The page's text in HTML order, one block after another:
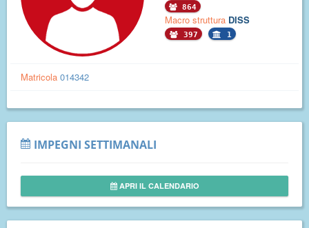
864
Macro struttura DISS
397 1
Matricola 014342
IMPEGNI SETTIMANALI
APRI IL CALENDARIO